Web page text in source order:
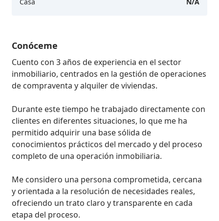
Conóceme
Cuento con 3 años de experiencia en el sector
inmobiliario, centrados en la gestión de operaciones
de compraventa y alquiler de viviendas.
Durante este tiempo he trabajado directamente con
clientes en diferentes situaciones, lo que me ha
permitido adquirir una base sólida de
conocimientos prácticos del mercado y del proceso
completo de una operación inmobiliaria.
Me considero una persona comprometida, cercana
y orientada a la resolución de necesidades reales,
ofreciendo un trato claro y transparente en cada
etapa del proceso.